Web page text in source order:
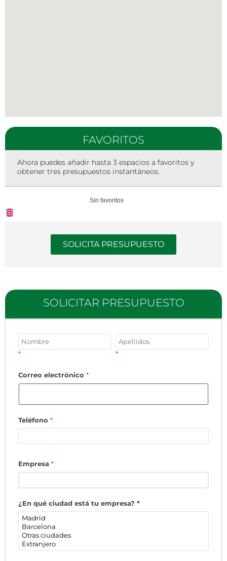
FAVORITOS
Ahora puedes añadir hasta 3 espacios a favoritos y
obtener tres presupuestos instantáneos.
Sin favoritos
SOLICITA PRESUPUESTO
SOLICITAR PRESUPUESTO
* *
Correo electrónico *
Teléfono *
Empresa *
¿En qué ciudad está tu empresa? *